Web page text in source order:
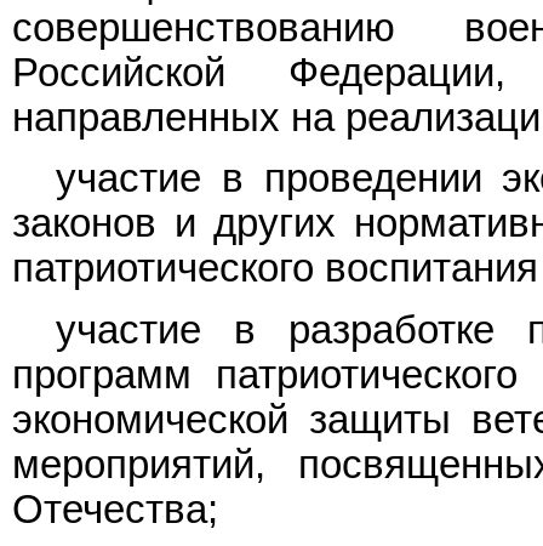
совершенствованию
Российской
направленных на
участие в проведении
законов и других
патриотического
участие в разработке
программ
экономической защиты
мероприятий,
Отечества;